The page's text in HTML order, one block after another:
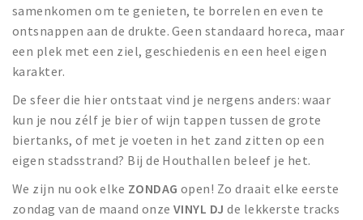
Privacy
Inloggen
samenkomen om te genieten, te borrelen en even te
ontsnappen aan de drukte. Geen standaard horeca, maar
een plek met een ziel, geschiedenis en een heel eigen
karakter.
De sfeer die hier ontstaat vind je nergens anders: waar
kun je nou zélf je bier of wijn tappen tussen de grote
biertanks, of met je voeten in het zand zitten op een
eigen stadsstrand? Bij de Houthallen beleef je het.
We zijn nu ook elke ZONDAG open! Zo draait elke eerste
zondag van de maand onze VINYL DJ de lekkerste tracks